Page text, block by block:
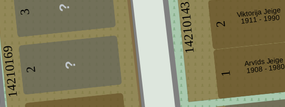
14210143
14210169 1
2
2
3
Arvīds Jeige
1908 - 1980
Viktorija Jeige
1911 - 1990